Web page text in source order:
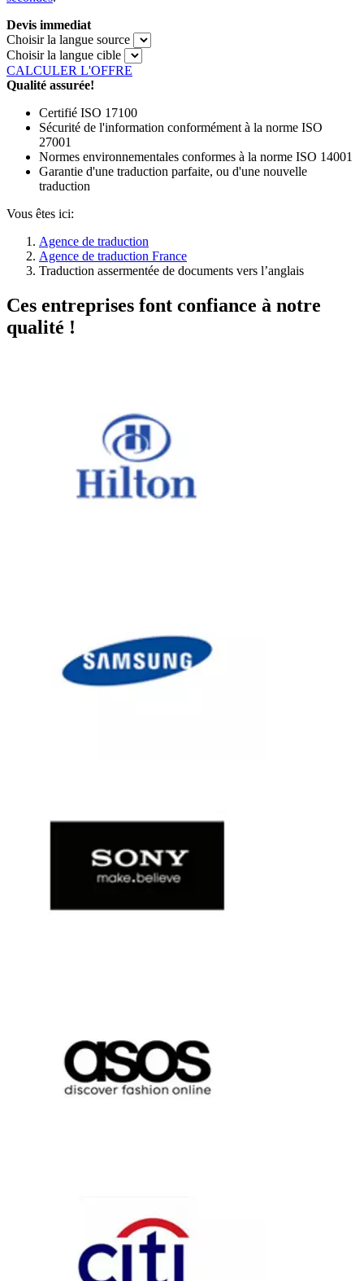
Devis immediat
Choisir la langue source
Choisir la langue cible
CALCULER L'OFFRE
Qualité assurée!
Certifié ISO 17100
Sécurité de l'information conformément à la norme ISO
27001
Normes environnementales conformes à la norme ISO 14001
Garantie d'une traduction parfaite, ou d'une nouvelle
traduction
Vous êtes ici:
Agence de traduction
Agence de traduction France
Traduction assermentée de documents vers l’anglais
Ces entreprises font confiance à notre
qualité !